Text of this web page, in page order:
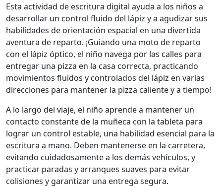
Esta actividad de escritura digital ayuda a los niños a
desarrollar un control fluido del lápiz y a agudizar sus
habilidades de orientación espacial en una divertida
aventura de reparto. ¡Guiando una moto de reparto
con el lápiz óptico, el niño navega por las calles para
entregar una pizza en la casa correcta, practicando
movimientos fluidos y controlados del lápiz en varias
direcciones para mantener la pizza caliente y a tiempo!
A lo largo del viaje, el niño aprende a mantener un
contacto constante de la muñeca con la tableta para
lograr un control estable, una habilidad esencial para la
escritura a mano. Deben mantenerse en la carretera,
evitando cuidadosamente a los demás vehículos, y
practicar paradas y arranques suaves para evitar
colisiones y garantizar una entrega segura.